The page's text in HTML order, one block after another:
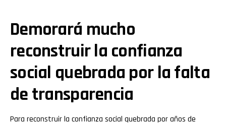
Demorará mucho
reconstruir la confianza
social quebrada por la falta
de transparencia
Para reconstruir la confianza social quebrada por años de